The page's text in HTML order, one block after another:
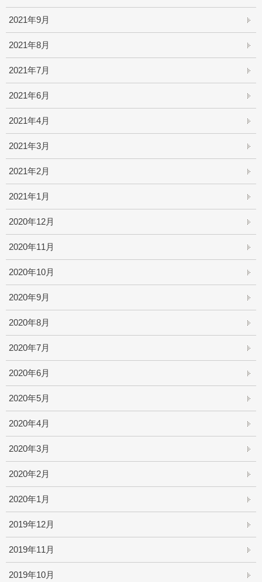
2021年9月
2021年8月
2021年7月
2021年6月
2021年4月
2021年3月
2021年2月
2021年1月
2020年12月
2020年11月
2020年10月
2020年9月
2020年8月
2020年7月
2020年6月
2020年5月
2020年4月
2020年3月
2020年2月
2020年1月
2019年12月
2019年11月
2019年10月